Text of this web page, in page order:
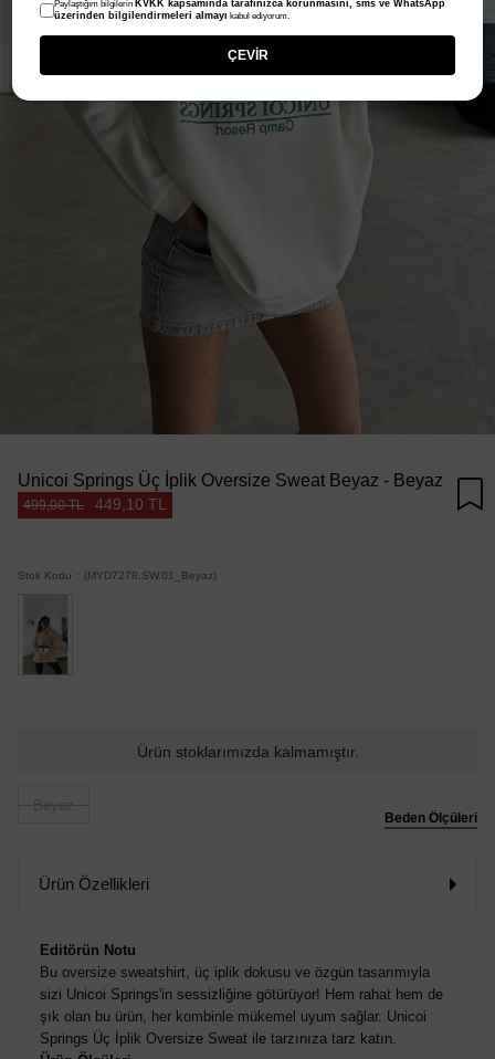
Unicoi Springs Üç İplik Oversize Sweat Beyaz - Beyaz
499,00 TL 449,10 TL
Stok Kodu (MYD7278.SW.01_Beyaz)
Ürün stoklarımızda kalmamıştır.
Beden Ölçüleri
Ürün Özellikleri
Editörün Notu
Bu oversize sweatshirt, üç iplik dokusu ve özgün tasarımıyla
sizi Unicoi Springs'in sessizliğine götürüyor! Hem rahat hem de
şık olan bu ürün, her kombinle mükemel uyum sağlar. Unicoi
Springs Üç İplik Oversize Sweat ile tarzınıza tarz katın.
Paylaştığım bilgilerin KVKK kapsamında tarafınızca korunmasını, sms ve WhatsApp
üzerinden bilgilendirmeleri almayı kabul ediyorum.
ÇEVİR